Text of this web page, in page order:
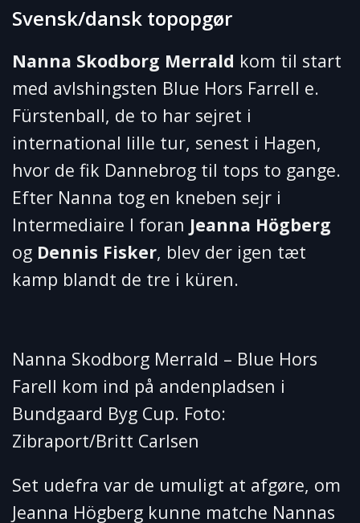
Svensk/dansk topopgør
Nanna Skodborg Merrald kom til start
med avlshingsten Blue Hors Farrell e.
Fürstenball, de to har sejret i
international lille tur, senest i Hagen,
hvor de fik Dannebrog til tops to gange.
Efter Nanna tog en kneben sejr i
Intermediaire I foran Jeanna Högberg
og Dennis Fisker, blev der igen tæt
kamp blandt de tre i küren.
Nanna Skodborg Merrald – Blue Hors
Farell kom ind på andenpladsen i
Bundgaard Byg Cup. Foto:
Zibraport/Britt Carlsen
Set udefra var de umuligt at afgøre, om
Jeanna Högberg kunne matche Nannas